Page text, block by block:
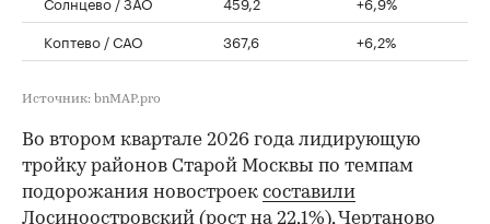
Коптево / САО
367,6 +6,2%
Источник: bnMAP.pro
Во втором квартале 2026 года лидирующую
тройку районов Старой Москвы по темпам
подорожания новостроек составили
Лосиноостровский (рост на 22,1%), Чертаново